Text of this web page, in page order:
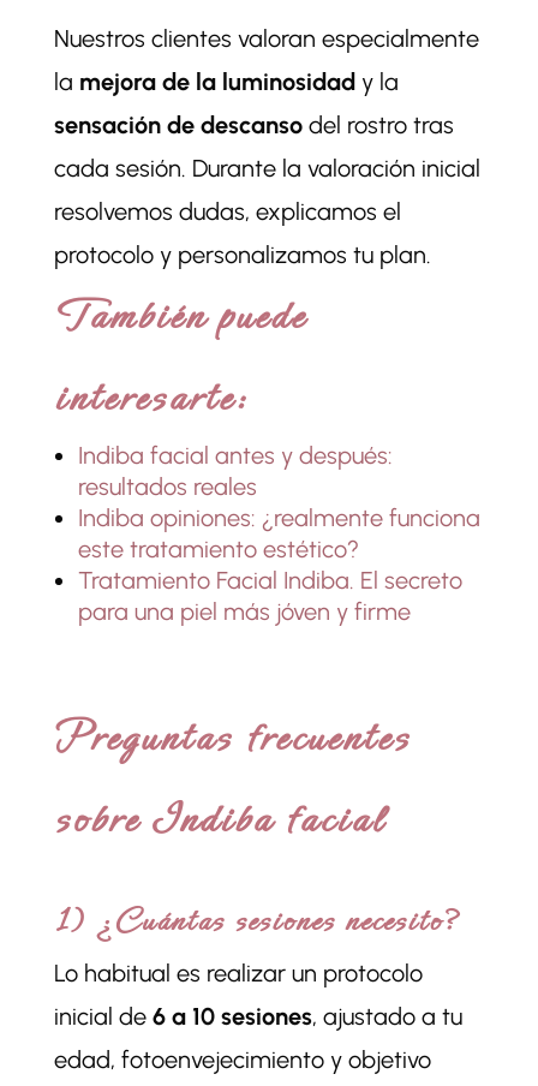
Nuestros clientes valoran especialmente
la mejora de la luminosidady la
sensación de descansodel rostro tras
cada sesión. Durante la valoración inicial
resolvemos dudas, explicamos el
protocolo y personalizamos tu plan.
También puede
interesarte:
Indiba facial antes y después:
resultados reales
Indiba opiniones: ¿realmente funciona
este tratamiento estético?
Tratamiento Facial Indiba. El secreto
para una piel más jóven y firme
Preguntas frecuentes
sobre Indiba facial
1) ¿Cuántas sesiones necesito?
Lo habitual es realizar un protocolo
inicial de 6 a 10 sesiones, ajustado a tu
edad, fotoenvejecimiento y objetivo